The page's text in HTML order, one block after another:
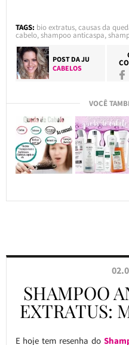
TAGS: bio extratus,causas da
cabelo,shampoo anticaspa,
POST DAJU
CABELOS
VOCÊ
SHAMPOO
EXTRATUS:
E hoje tem resenha do